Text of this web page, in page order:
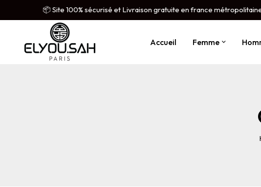
📦 Site 100% sécurisé et Livraison gratuite en france
Accueil Femme